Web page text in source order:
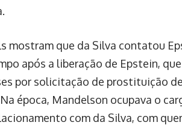
mostram que da Silva contatou
após a liberação de Epstein,
por solicitação de prostituição
época, Mandelson ocupava o
com da Silva, com